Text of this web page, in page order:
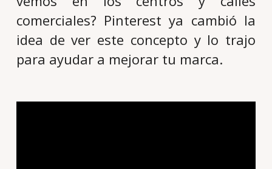
comerciales? Pinterest ya cambió la
idea de ver este concepto y lo trajo
para ayudar a mejorar tu marca.